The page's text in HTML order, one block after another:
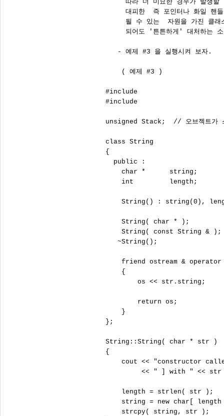
따라 더 미묘한 경우가 발생할
대피한  즉 포인터나 화일 핸
될 수 있는  자원을 가진 클래
되어도 '튼튼하게' 대처하는
    - 예제 #3 을 실행시켜 보자.
     ( 예제 #3 )
#include
#include
unsigned Stack;  // 오브젝트가
class String
{
   public :
     char *      string;
     int         length;
String() : string(0),
     String( char * );
String( const String & );
~String();
friend ostream &
     {
         os << str.string;
         return os;
     }
};
String::String( char * str )
{
cout << "constructor
<< " ] with " << str
     length = strlen( str );
string = new char[ length
     strcpy( string, str );